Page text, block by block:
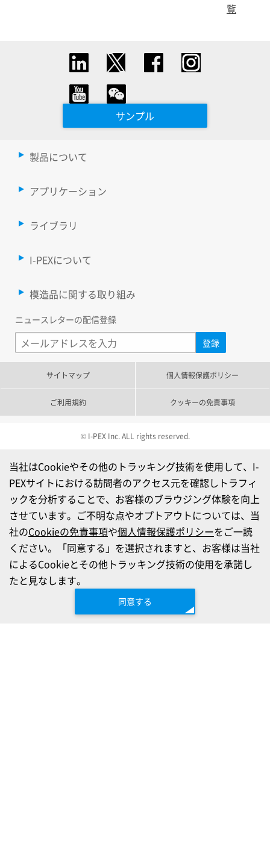
覧
サンプル
製品について
アプリケーション
ライブラリ
I-PEXについて
模造品に関する取り組み
ニュースレターの配信登録
サイトマップ 個人情報保護ポリシー
ご利用規約 クッキーの免責事項
© I-PEX Inc. ALL rights reserved.
当社はCookieやその他のトラッキング技術を使用して、I-
PEXサイトにおける訪問者のアクセス元を確認しトラフィ
ックを分析することで、お客様のブラウジング体験を向上
させています。ご不明な点やオプトアウトについては、当
社のCookieの免責事項や個人情報保護ポリシーをご一読
ください。「同意する」を選択されますと、お客様は当社
によるCookieとその他トラッキング技術の使用を承諾し
たと見なします。
同意する